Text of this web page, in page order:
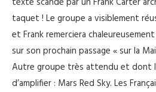
taquet ! Le groupe a visiblement
et Frank remerciera
sur son prochain passage « sur la
Autre groupe très attendu et dont
d’amplifier : Mars Red Sky. Les